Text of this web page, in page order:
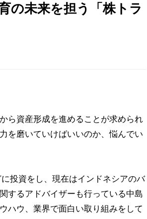
の未来を担う「株トラ
ら資産形成を進めることが求められ
を磨いていけばいいのか、悩んでい
投資をし、現在はインドネシアのバ
するアドバイザーも行っている中島
ハウ、業界で面白い取り組みをして